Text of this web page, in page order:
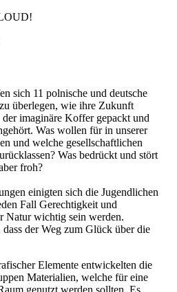
sich 11 polnische und deutsche
überlegen, wie ihre Zukunft
imaginäre Koffer gepackt und
Was wollen für in unserer
und welche gesellschaftlichen
Was bedrückt und stört
froh?
einigten sich die Jugendlichen
Fall Gerechtigkeit und
Natur wichtig sein werden.
der Weg zum Glück über die
Elemente entwickelten die
Materialien, welche für eine